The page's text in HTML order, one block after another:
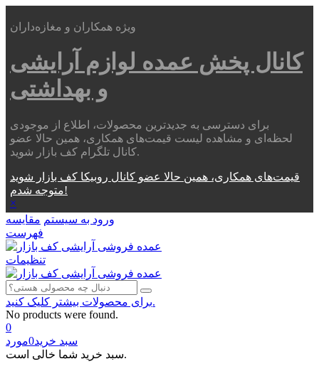
ویژه همکاران و مغازه‌داران
کانال پخش عمده لوازم آرایشی
و بهداشتی
برای دسترسی به جدیدترین محصولات، اطلاع از موجودی
لحظه‌ای و مشاهده لیست قیمت‌های همکاری، همین حالا عضو
کانال تلگرام کف بازار شوید.
قیمت‌های همکاری، همین حالا عضو کانال روبیکا کف بازار شوید
متوجه شدم!
×
ورود به سیستم مقایسه
فهرست
تنظیمات
برای محصولات بیشتر کلیک کنید.
No products were found.
0
سبد خرید0مورد
سبد خرید شما خالی است.